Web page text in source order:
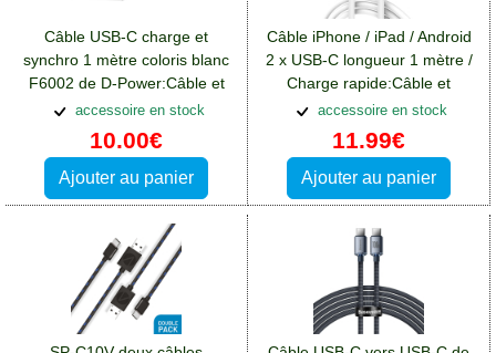
Câble USB-C charge et
synchro 1 mètre coloris blanc
F6002 de D-Power:Câble et
connectivité Blackberry Key2
accessoire en stock
10.00€
Ajouter au panier
Câble iPhone / iPad / Android
2 x USB-C longueur 1 mètre /
Charge rapide:Câble et
connectivité Blackberry Key2
accessoire en stock
11.99€
Ajouter au panier